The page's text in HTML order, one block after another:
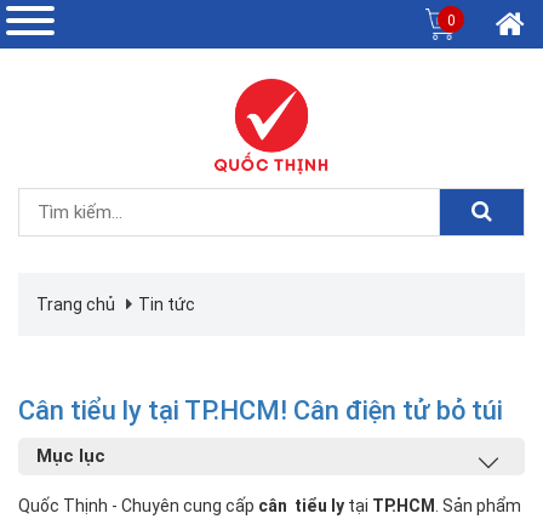
0
Trang chủ Tin tức
Cân tiểu ly tại TP.HCM! Cân điện tử bỏ túi
Mục lục
Quốc Thịnh - Chuyên cung cấp cân tiểu ly tại TP.HCM . Sản phẩm